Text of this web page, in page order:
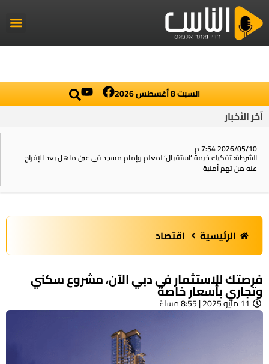
السبت 8 أغسطس 2026
آخر الأخبار
2026/05/10 7:54 م
الشرطة: تفكيك خيمة ‘استقبال‘ لمعلم وإمام مسجد في عين ماهل بعد الإفراج
عنه من تهم أمنية
الرئيسية اقتصاد
فرصتك للاستثمار في دبي الآن، مشروع سكني
وتجاري بأسعار خاصة
11 مايو 2025 | 8:55 مساءً